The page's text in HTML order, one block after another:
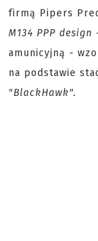
firmą Pipers
M134 PPP design
amunicyjną -
na podstawie
"BlackHawk".